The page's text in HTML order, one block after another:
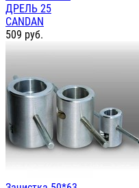
ДРЕЛЬ 25
CANDAN
509 руб.